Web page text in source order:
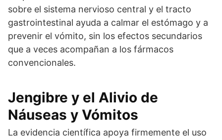
sobre el sistema nervioso central y el tracto
gastrointestinal ayuda a calmar el estómago y a
prevenir el vómito, sin los efectos secundarios
que a veces acompañan a los fármacos
convencionales.
Jengibre y el Alivio de
Náuseas y Vómitos
La evidencia científica apoya firmemente el uso